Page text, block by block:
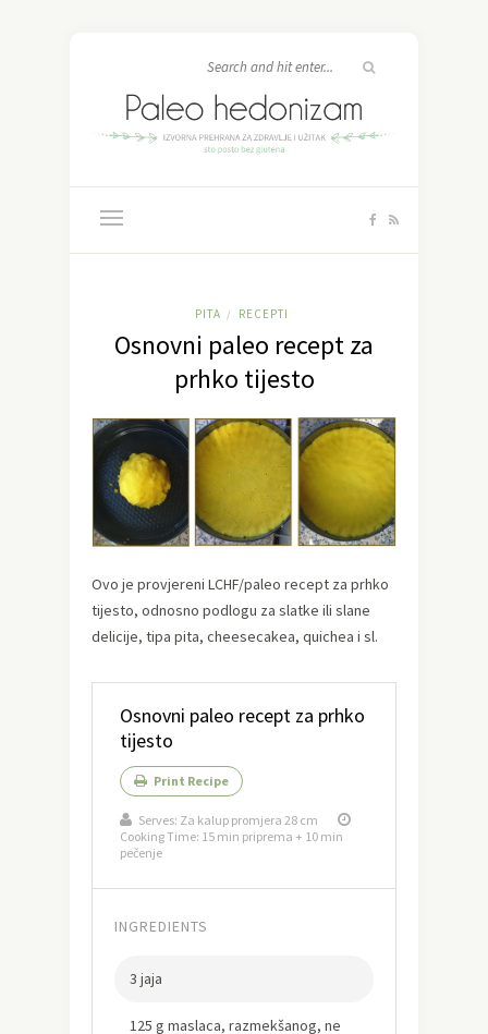
PITA / RECEPTI
Osnovni paleo recept za
prhko tijesto
Ovo je provjereni LCHF/paleo recept za prhko
tijesto, odnosno podlogu za slatke ili slane
delicije, tipa pita, cheesecakea, quichea i sl.
Osnovni paleo recept za prhko
tijesto
Print Recipe
Serves: Za kalup promjera 28 cm
Cooking Time: 15 min priprema + 10 min
pečenje
INGREDIENTS
3 jaja
125 g maslaca, razmekšanog, ne